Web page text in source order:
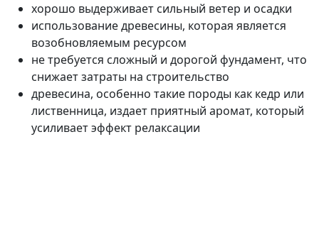
хорошо выдерживает сильный ветер и осадки
использование древесины, которая является
возобновляемым ресурсом
не требуется сложный и дорогой фундамент, что
снижает затраты на строительство
древесина, особенно такие породы как кедр или
лиственница, издает приятный аромат, который
усиливает эффект релаксации